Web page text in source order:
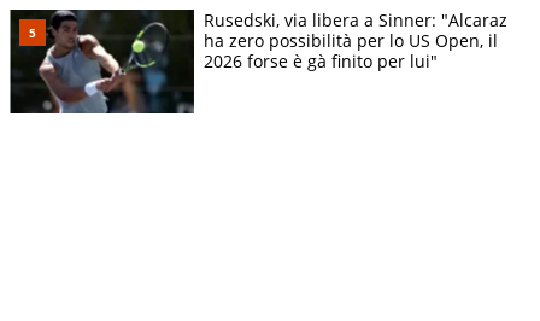
Rusedski, via libera a Sinner: "Alcaraz
ha zero possibilità per lo US Open, il
2026 forse è gà finito per lui"